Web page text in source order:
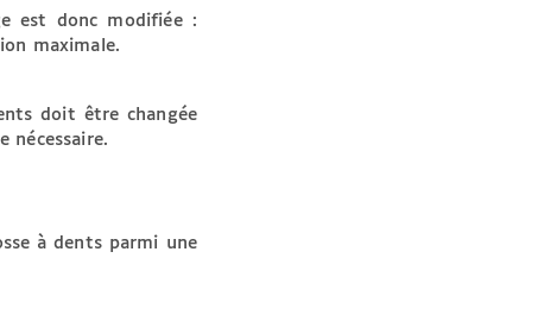
est donc modifiée :
maximale.
doit être changée
nécessaire.
à dents parmi une